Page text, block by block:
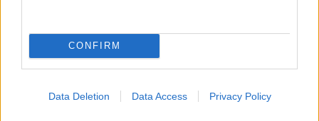
CONFIRM
Data Deletion Data Access Privacy Policy
Vis Giallo, Arancione
( 0 recensioni )